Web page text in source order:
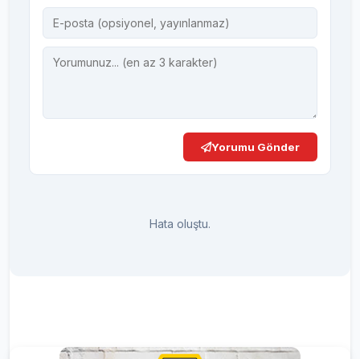
Yorumu Gönder
Hata oluştu.